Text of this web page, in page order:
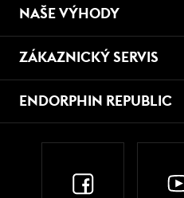
NAŠE VÝHODY
ZÁKAZNICKÝ SERVIS
ENDORPHIN REPUBLIC